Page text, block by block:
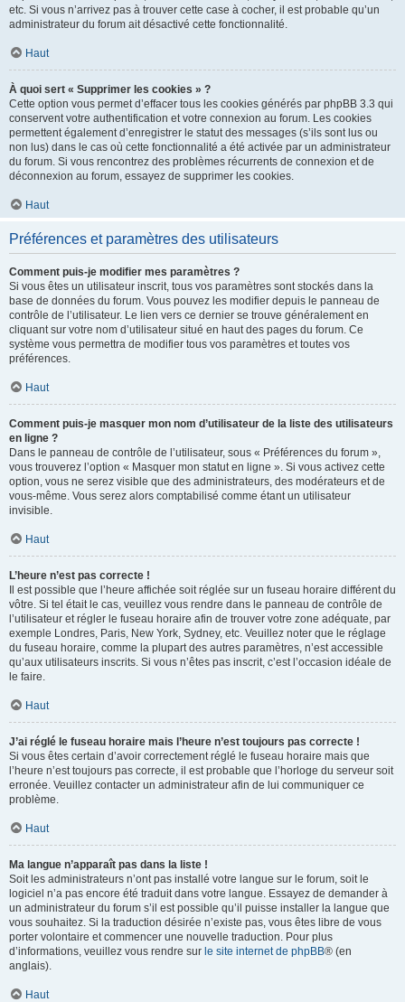
etc. Si vous n’arrivez pas à trouver cette case à cocher, il est probable qu’un
administrateur du forum ait désactivé cette fonctionnalité.
Haut
À quoi sert « Supprimer les cookies » ?
Cette option vous permet d’effacer tous les cookies générés par phpBB 3.3 qui
conservent votre authentification et votre connexion au forum. Les cookies
permettent également d’enregistrer le statut des messages (s’ils sont lus ou
non lus) dans le cas où cette fonctionnalité a été activée par un administrateur
du forum. Si vous rencontrez des problèmes récurrents de connexion et de
déconnexion au forum, essayez de supprimer les cookies.
Haut
Préférences et paramètres des utilisateurs
Comment puis-je modifier mes paramètres ?
Si vous êtes un utilisateur inscrit, tous vos paramètres sont stockés dans la
base de données du forum. Vous pouvez les modifier depuis le panneau de
contrôle de l’utilisateur. Le lien vers ce dernier se trouve généralement en
cliquant sur votre nom d’utilisateur situé en haut des pages du forum. Ce
système vous permettra de modifier tous vos paramètres et toutes vos
préférences.
Haut
Comment puis-je masquer mon nom d’utilisateur de la liste des utilisateurs
en ligne ?
Dans le panneau de contrôle de l’utilisateur, sous « Préférences du forum »,
vous trouverez l’option « Masquer mon statut en ligne ». Si vous activez cette
option, vous ne serez visible que des administrateurs, des modérateurs et de
vous-même. Vous serez alors comptabilisé comme étant un utilisateur
invisible.
Haut
L’heure n’est pas correcte !
Il est possible que l’heure affichée soit réglée sur un fuseau horaire différent du
vôtre. Si tel était le cas, veuillez vous rendre dans le panneau de contrôle de
l’utilisateur et régler le fuseau horaire afin de trouver votre zone adéquate, par
exemple Londres, Paris, New York, Sydney, etc. Veuillez noter que le réglage
du fuseau horaire, comme la plupart des autres paramètres, n’est accessible
qu’aux utilisateurs inscrits. Si vous n’êtes pas inscrit, c’est l’occasion idéale de
le faire.
Haut
J’ai réglé le fuseau horaire mais l’heure n’est toujours pas correcte !
Si vous êtes certain d’avoir correctement réglé le fuseau horaire mais que
l’heure n’est toujours pas correcte, il est probable que l’horloge du serveur soit
erronée. Veuillez contacter un administrateur afin de lui communiquer ce
problème.
Haut
Ma langue n’apparaît pas dans la liste !
Soit les administrateurs n’ont pas installé votre langue sur le forum, soit le
logiciel n’a pas encore été traduit dans votre langue. Essayez de demander à
un administrateur du forum s’il est possible qu’il puisse installer la langue que
vous souhaitez. Si la traduction désirée n’existe pas, vous êtes libre de vous
porter volontaire et commencer une nouvelle traduction. Pour plus
d’informations, veuillez vous rendre sur le site internet de phpBB® (en
anglais).
Haut